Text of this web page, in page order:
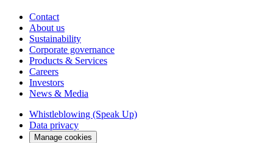
Contact
About us
Sustainability
Corporate governance
Products & Services
Careers
Investors
News & Media
Whistleblowing (Speak Up)
Data privacy
Manage cookies